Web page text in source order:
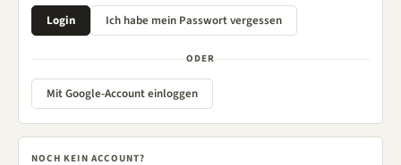
ODER
Mit Google-Account einloggen
NOCH KEIN ACCOUNT?